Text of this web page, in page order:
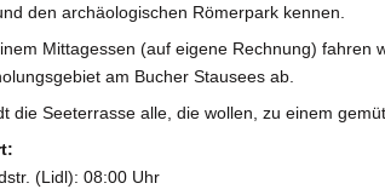
den archäologischen Römerpark kennen.
Mittagessen (auf eigene Rechnung) fahren
am Bucher Stausees ab.
die Seeterrasse alle, die wollen, zu einem
(Lidl): 08:00 Uhr